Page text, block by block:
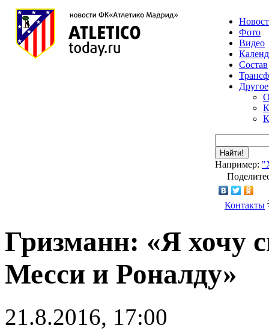
Фото
Видео
Состав
Другое
Найти!
Например:
Контакты
Гризманн: «Я хочу
Месси и Роналду»
21.8.2016, 17:00